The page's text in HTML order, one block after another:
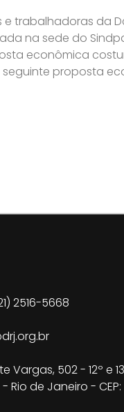
e trabalhadoras da
na sede do
econômica
seguinte proposta
2516-5668
Vargas, 502 - 12º e
Rio de Janeiro - CEP: